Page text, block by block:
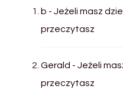
b - Jeżeli masz
przeczytasz
Gerald - Jeżeli
przeczytasz